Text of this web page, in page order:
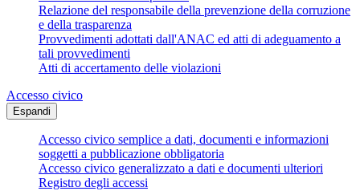
Relazione del responsabile della prevenzione della corruzione
e della trasparenza
Provvedimenti adottati dall'ANAC ed atti di adeguamento a
tali provvedimenti
Atti di accertamento delle violazioni
Accesso civico
Espandi
Accesso civico semplice a dati, documenti e informazioni
soggetti a pubblicazione obbligatoria
Accesso civico generalizzato a dati e documenti ulteriori
Registro degli accessi